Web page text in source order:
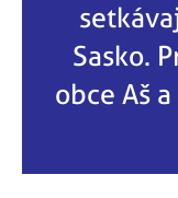
Sasko.
obce Aš